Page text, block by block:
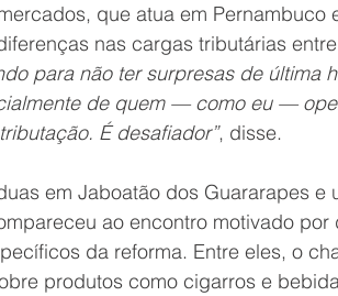
que atua em Pernambuco
nas cargas tributárias
para não ter surpresas de última
de quem — como eu —
É desafiador”, disse.
em Jaboatão dos Guararapes e
ao encontro motivado por
da reforma. Entre eles, o
produtos como cigarros e